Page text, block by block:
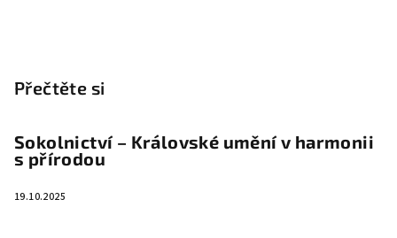
Přečtěte si
Sokolnictví – Královské umění v harmonii
s přírodou
19.10.2025